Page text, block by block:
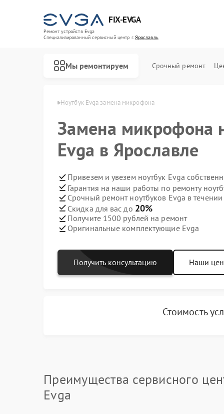
FIX-EVGA
Ремонт устройств Evga
Специализированный cервисный центр г.Ярославль
Мы ремонтируем Срочный ремонт
Evga в Ярославле Ноутбук Evga замена микрофона
Замена микрофона
Evga в Ярославле
Привезем и увезем ноутбук Evga
Гарантия на наши работы по ремонту
Срочный ремонт ноутбуков Evga в течении
Скидка для вас до 20%
Получите 1500 рублей на ремонт
Оригинальные комплектующие Evga
Получить консультацию Наши
Стоимость
Преимущества сервисного
Evga